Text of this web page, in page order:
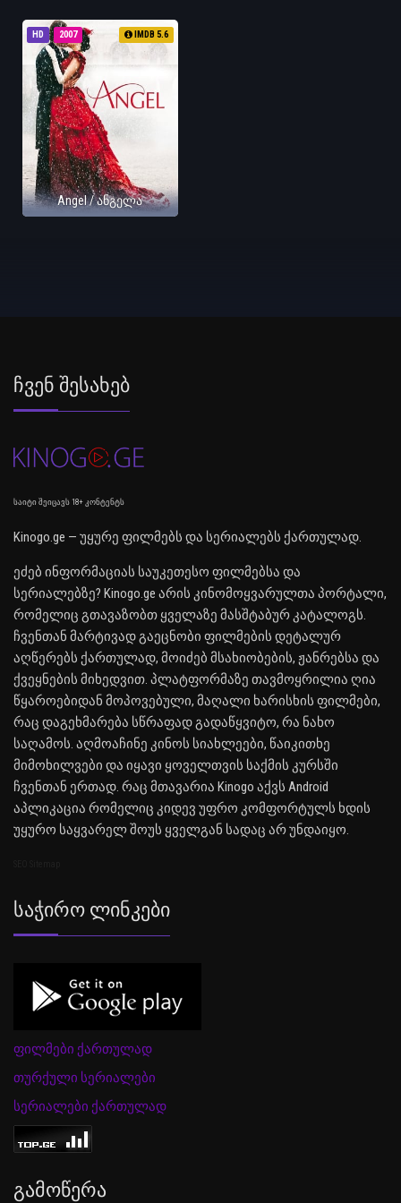
HD 2007 IMDB 5.6
Angel / ანგელა
Ჩვენ Შესახებ
საიტი შეიცავს 18+ კონტენტს
Kinogo.ge — უყურე ფილმებს და სერიალებს ქართულად.
ეძებ ინფორმაციას საუკეთესო ფილმებსა და
სერიალებზე? Kinogo.ge არის კინომოყვარულთა პორტალი,
რომელიც გთავაზობთ ყველაზე მასშტაბურ კატალოგს.
ჩვენთან მარტივად გაეცნობი ფილმების დეტალურ
აღწერებს ქართულად, მოიძებ მსახიობების, ჟანრებსა და
ქვეყნების მიხედვით. პლატფორმაზე თავმოყრილია ღია
წყაროებიდან მოპოვებული, მაღალი ხარისხის ფილმები,
რაც დაგეხმარება სწრაფად გადაწყვიტო, რა ნახო
საღამოს. აღმოაჩინე კინოს სიახლეები, წაიკითხე
მიმოხილვები და იყავი ყოველთვის საქმის კურსში
ჩვენთან ერთად. რაც მთავარია Kinogo აქვს Android
აპლიკაცია რომელიც კიდევ უფრო კომფორტულს ხდის
უყურო საყვარელ შოუს ყველგან სადაც არ უნდაიყო.
Საჭირო Ლინკები
ფილმები ქართულად
თურქული სერიალები
სერიალები ქართულად
Გამოწერა